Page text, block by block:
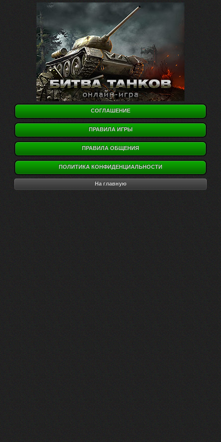
СОГЛАШЕНИЕ
ПРАВИЛА ИГРЫ
ПРАВИЛА ОБЩЕНИЯ
ПОЛИТИКА КОНФИДЕНЦИАЛЬНОСТИ
На главную